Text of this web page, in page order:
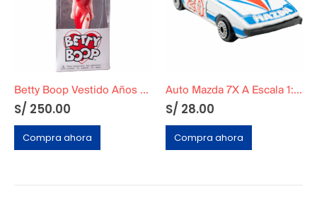
Betty Boop Vestido Años 90
S/ 250.00
Compra ahora
Auto Mazda 7X A Escala 1:56
S/ 28.00
Compra ahora